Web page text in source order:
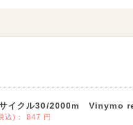
サイクル30/2000m Vinymo
込)： 847 円